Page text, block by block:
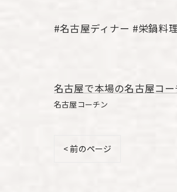
#名古屋ディナー #栄鍋料
名古屋で本場の名古屋コー
名古屋コーチン
< 前のページ